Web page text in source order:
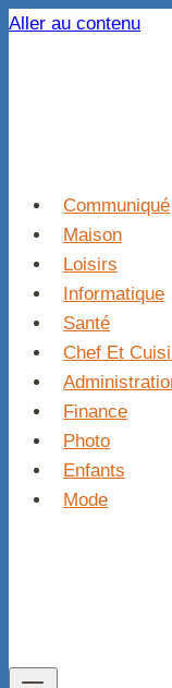
Aller au contenu
Communiqué
Maison
Loisirs
Informatique
Santé
Chef Et
Finance
Photo
Enfants
Mode